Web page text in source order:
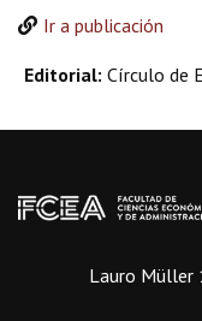
Ir a publicación
Editorial: Círculo de
Lauro Müller